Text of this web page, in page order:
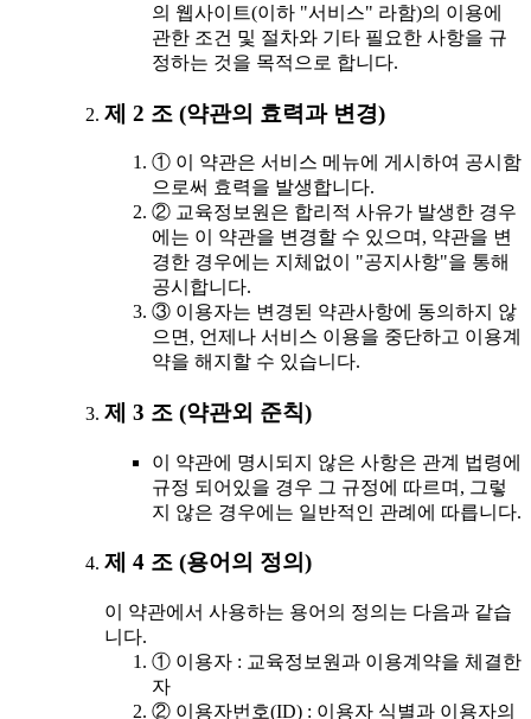
의 웹사이트(이하 "서비스" 라함)의 이용에
관한 조건 및 절차와 기타 필요한 사항을 규
정하는 것을 목적으로 합니다.
제 2 조 (약관의 효력과 변경)
① 이 약관은 서비스 메뉴에 게시하여 공시함
으로써 효력을 발생합니다.
② 교육정보원은 합리적 사유가 발생한 경우
에는 이 약관을 변경할 수 있으며, 약관을 변
경한 경우에는 지체없이 "공지사항"을 통해
공시합니다.
③ 이용자는 변경된 약관사항에 동의하지 않
으면, 언제나 서비스 이용을 중단하고 이용계
약을 해지할 수 있습니다.
제 3 조 (약관외 준칙)
이 약관에 명시되지 않은 사항은 관계 법령에
규정 되어있을 경우 그 규정에 따르며, 그렇
지 않은 경우에는 일반적인 관례에 따릅니다.
제 4 조 (용어의 정의)
이 약관에서 사용하는 용어의 정의는 다음과 같습
니다.
① 이용자 : 교육정보원과 이용계약을 체결한
자
② 이용자번호(ID) : 이용자 식별과 이용자의